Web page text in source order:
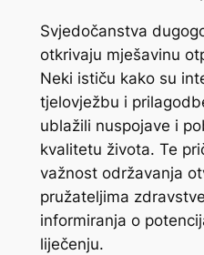
Svjedočanstva
otkrivaju mješavinu
Neki ističu kako su
tjelovježbu i
ublažili nuspojave i
kvalitetu života. Te
važnost održavanja
pružateljima
informiranja o
liječenju.